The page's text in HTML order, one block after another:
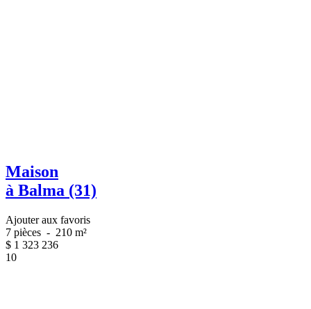
Maison
à Balma (31)
Ajouter aux favoris
7 pièces - 210 m²
$ 1 323 236
10